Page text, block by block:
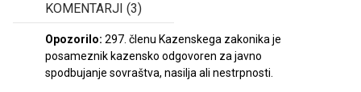
KOMENTARJI (3)
Opozorilo: 297. členu Kazenskega zakonika je
posameznik kazensko odgovoren za javno
spodbujanje sovraštva, nasilja ali nestrpnosti.